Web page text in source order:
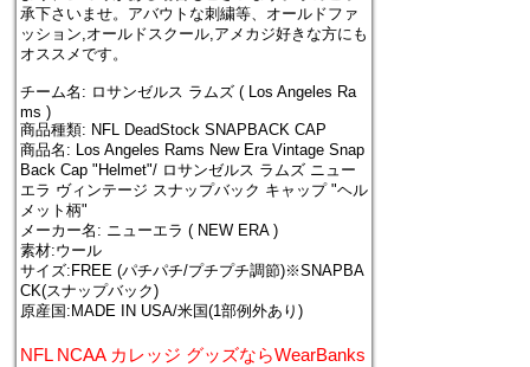
承下さいませ。アバウトな刺繍等、オールドファ
ッション,オールドスクール,アメカジ好きな方にも
オススメです。
チーム名: ロサンゼルス ラムズ ( Los Angeles Ra
ms )
商品種類: NFL DeadStock SNAPBACK CAP
商品名: Los Angeles Rams New Era Vintage Snap
Back Cap "Helmet"/ ロサンゼルス ラムズ ニュー
エラ ヴィンテージ スナップバック キャップ "ヘル
メット柄"
メーカー名: ニューエラ ( NEW ERA )
素材:ウール
サイズ:FREE (パチパチ/プチプチ調節)※SNAPBA
CK(スナップバック)
原産国:MADE IN USA/米国(1部例外あり)
NFL NCAA カレッジ グッズならWearBanks